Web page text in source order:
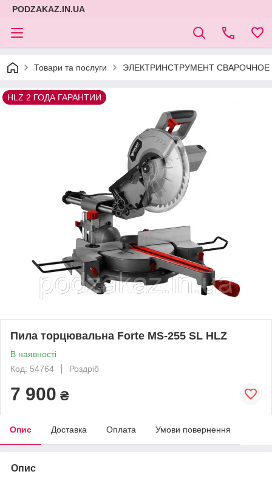
PODZAKAZ.IN.UA
Товари та послуги ЭЛЕКТРИНСТРУМЕНТ
HLZ 2 ГОДА ГАРАНТИИ
Пила торцювальна Forte MS-255 SL HLZ
В наявності
Код: 54764
Роздріб
7 900 ₴
Опис Доставка Оплата Умови повернення
Опис